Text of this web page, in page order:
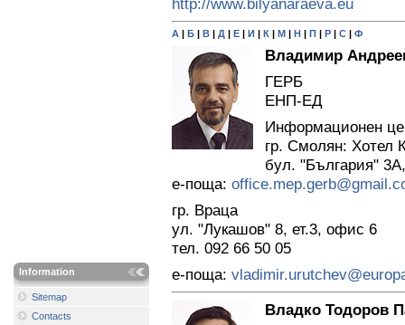
Information
Sitemap
Contacts
http://www.bilyanaraeva.eu
А | Б | В | Д | Е | И | К | М | Н | П | Р | С | Ф
Владимир
ГЕРБ
ЕНП-ЕД
Информационен
гр. Смолян: Хотел
бул. "България"
е-поща:
гр. Враца
ул. "Лукашов" 8, ет.3, офис 6
тел. 092 66 50 05
е-поща:
Владко Тодоров